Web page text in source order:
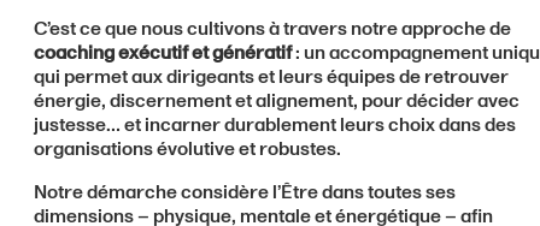
C’est ce que nous cultivons à travers notre approche de
coaching exécutif et génératif: un accompagnement
qui permet aux dirigeants et leurs équipes de retrouver
énergie, discernement et alignement, pour décider avec
justesse… et incarner durablement leurs choix dans des
organisations évolutive et robustes.
Notre démarche considère l’Être dans toutes ses
dimensions – physique, mentale et énergétique – afin